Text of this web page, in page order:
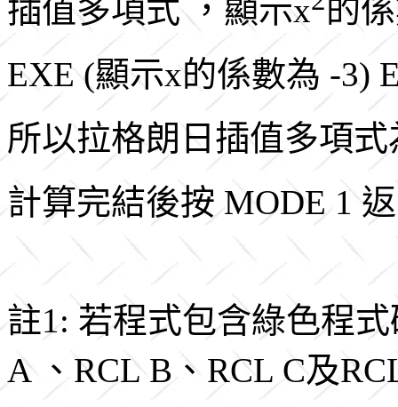
插值多項式 ，顯示x 的
EXE (顯示x的係數為 -3)
所以拉格朗日插值多項
計算完結後按 MODE 1
註1: 若程式包含綠色程
A 、RCL B、RCL C及